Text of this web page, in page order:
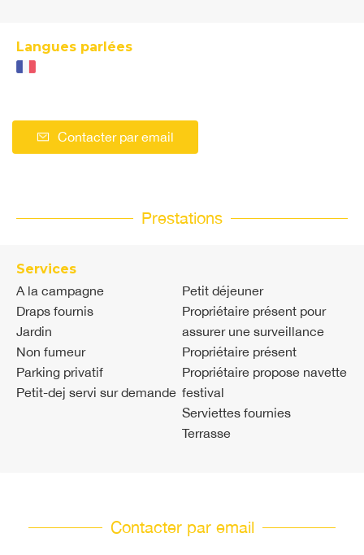
Langues parlées
Contacter par email
Prestations
Services
A la campagne
Draps fournis
Jardin
Non fumeur
Parking privatif
Petit-dej servi sur demande
Petit déjeuner
Propriétaire présent pour
assurer une surveillance
Propriétaire présent
Propriétaire propose navette
festival
Serviettes fournies
Terrasse
Contacter par email